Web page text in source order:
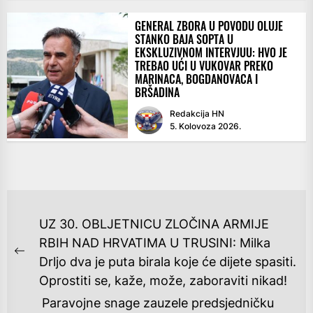
GENERAL ZBORA U POVODU OLUJE
STANKO BAJA SOPTA U
EKSKLUZIVNOM INTERVJUU: HVO JE
TREBAO UĆI U VUKOVAR PREKO
MARINACA, BOGDANOVACA I
BRŠADINA
Redakcija HN
5. Kolovoza 2026.
NAVIGACIJA
OBJAVA
Previous
post:
UZ 30. OBLJETNICU ZLOČINA ARMIJE
RBIH NAD HRVATIMA U TRUSINI: Milka
Drljo dva je puta birala koje će dijete spasiti.
Oprostiti se, kaže, može, zaboraviti nikad!
Paravojne snage zauzele predsjedničku